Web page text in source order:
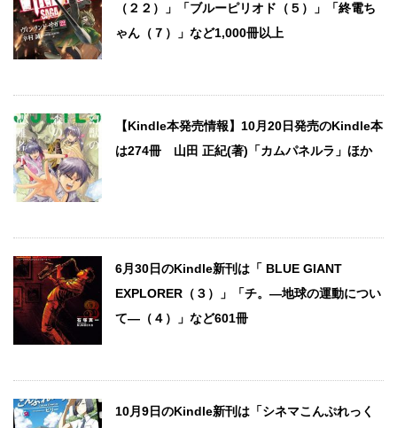
（２２）」「ブルーピリオド（５）」「終電ち
ゃん（７）」など1,000冊以上
【Kindle本発売情報】10月20日発売のKindle本
は274冊 山田 正紀(著)「カムパネルラ」ほか
6月30日のKindle新刊は「 BLUE GIANT
EXPLORER（３）」「チ。―地球の運動につい
て―（４）」など601冊
10月9日のKindle新刊は「シネマこんぷれっく